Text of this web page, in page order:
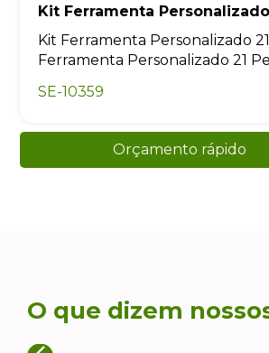
Kit Ferramenta Personalizado
Kit Ferramenta Personalizado
Ferramenta Personalizado 21
SE-10359
Orçamento rápido
O que dizem